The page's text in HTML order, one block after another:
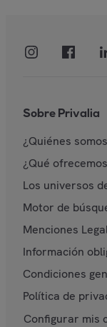
Sobre Privalia
¿Quiénes
¿Qué
Los universos
Motor de
Menciones
Información
Condiciones
Política de
Configurar mis